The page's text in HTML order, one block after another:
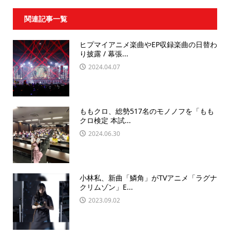
関連記事一覧
ヒプマイアニメ楽曲やEP収録楽曲の日替わ
り披露 / 幕張...
2024.04.07
ももクロ、総勢517名のモノノフを「もも
クロ検定 本試...
2024.06.30
小林私、新曲「鱗角」がTVアニメ「ラグナ
クリムゾン」E...
2023.09.02